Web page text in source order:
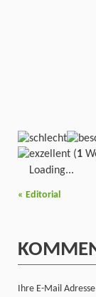
(1
Loading...
« Editorial
Ihre E-Mail